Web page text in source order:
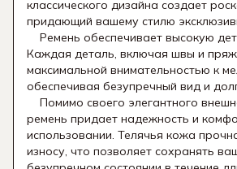
классического дизайна создает
придающий вашему стилю
Ремень обеспечивает высокую
Каждая деталь, включая швы и
максимальной внимательностью к
обеспечивая безупречный вид и
Помимо своего элегантного
ремень придает надежность и
использовании. Телячья кожа
износу, что позволяет сохранять